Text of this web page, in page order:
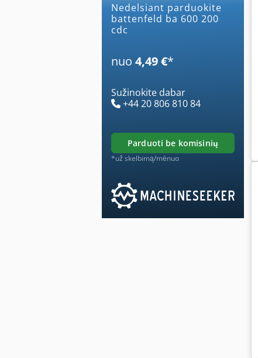
Nedelsiant parduokite
battenfeld ba 600 200
cdc
nuo 4,49 €*
Sužinokite dabar
+44 20 806 810 84
parduoti be komisinių
*už skelbimą/mėnuo